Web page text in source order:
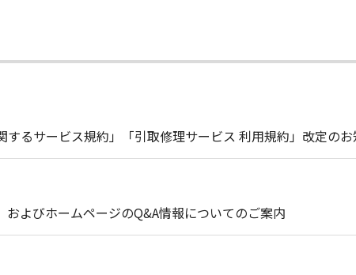
るサービス規約」「引取修理サービス 利用規約」改定の
よびホームページのQ&A情報についてのご案内